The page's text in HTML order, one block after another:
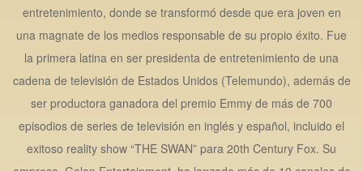
entretenimiento, donde se transformó desde que era joven en
una magnate de los medios responsable de su propio éxito. Fue
la primera latina en ser presidenta de entretenimiento de una
cadena de televisión de Estados Unidos (Telemundo), además de
ser productora ganadora del premio Emmy de más de 700
episodios de series de televisión en inglés y español, incluido el
exitoso reality show “THE SWAN” para 20th Century Fox. Su